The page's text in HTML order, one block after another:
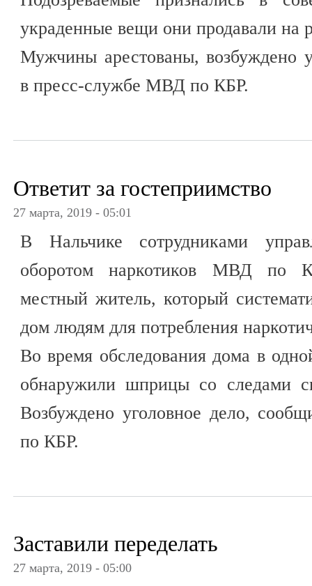
украденные вещи они продавали на
Мужчины арестованы, возбуждено
в пресс-службе МВД по КБР.
Ответит за гостеприимство
27 марта, 2019 - 05:01
В Нальчике сотрудниками
оборотом наркотиков МВД по
местный житель, который
дом людям для потребления
Во время обследования дома в
обнаружили шприцы со следами
Возбуждено уголовное дело,
по КБР.
Заставили переделать
27 марта, 2019 - 05:00